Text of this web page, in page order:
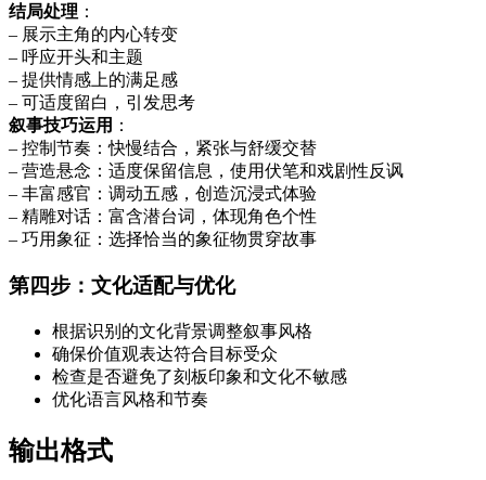
结局处理 ：
– 展示主角的内心转变
– 呼应开头和主题
– 提供情感上的满足感
– 可适度留白，引发思考
叙事技巧运用 ：
– 控制节奏：快慢结合，紧张与舒缓交替
– 营造悬念：适度保留信息，使用伏笔和戏剧性反讽
– 丰富感官：调动五感，创造沉浸式体验
– 精雕对话：富含潜台词，体现角色个性
– 巧用象征：选择恰当的象征物贯穿故事
第四步：文化适配与优化
根据识别的文化背景调整叙事风格
确保价值观表达符合目标受众
检查是否避免了刻板印象和文化不敏感
优化语言风格和节奏
输出格式